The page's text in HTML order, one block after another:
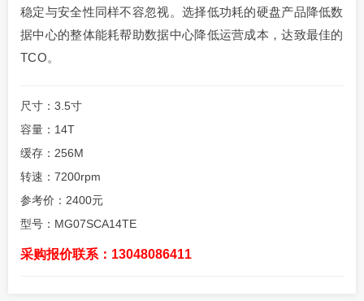
稳定与安全性同样不容忽视。选择低功耗的硬盘产品降低数
据中心的整体能耗帮助数据中心降低运营成本，达致最佳的
TCO。
尺寸：3.5寸
容量：14T
缓存：256M
转速：7200rpm
参考价：2400元
型号：MG07SCA14TE
采购报价联系：13048086411